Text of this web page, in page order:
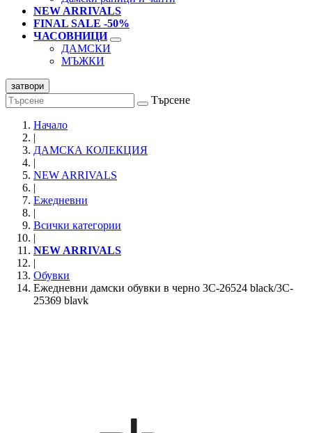
NEW ARRIVALS
FINAL SALE -50%
ЧАСОВНИЦИ
ДАМСКИ
МЪЖКИ
затвори
Търсене
Начало
|
ДАМСКА КОЛЕКЦИЯ
|
NEW ARRIVALS
|
Ежедневни
|
Всички категории
|
NEW ARRIVALS
|
Обувки
Ежедневни дамски обувки в черно 3C-26524 black/3C-
25369 blavk